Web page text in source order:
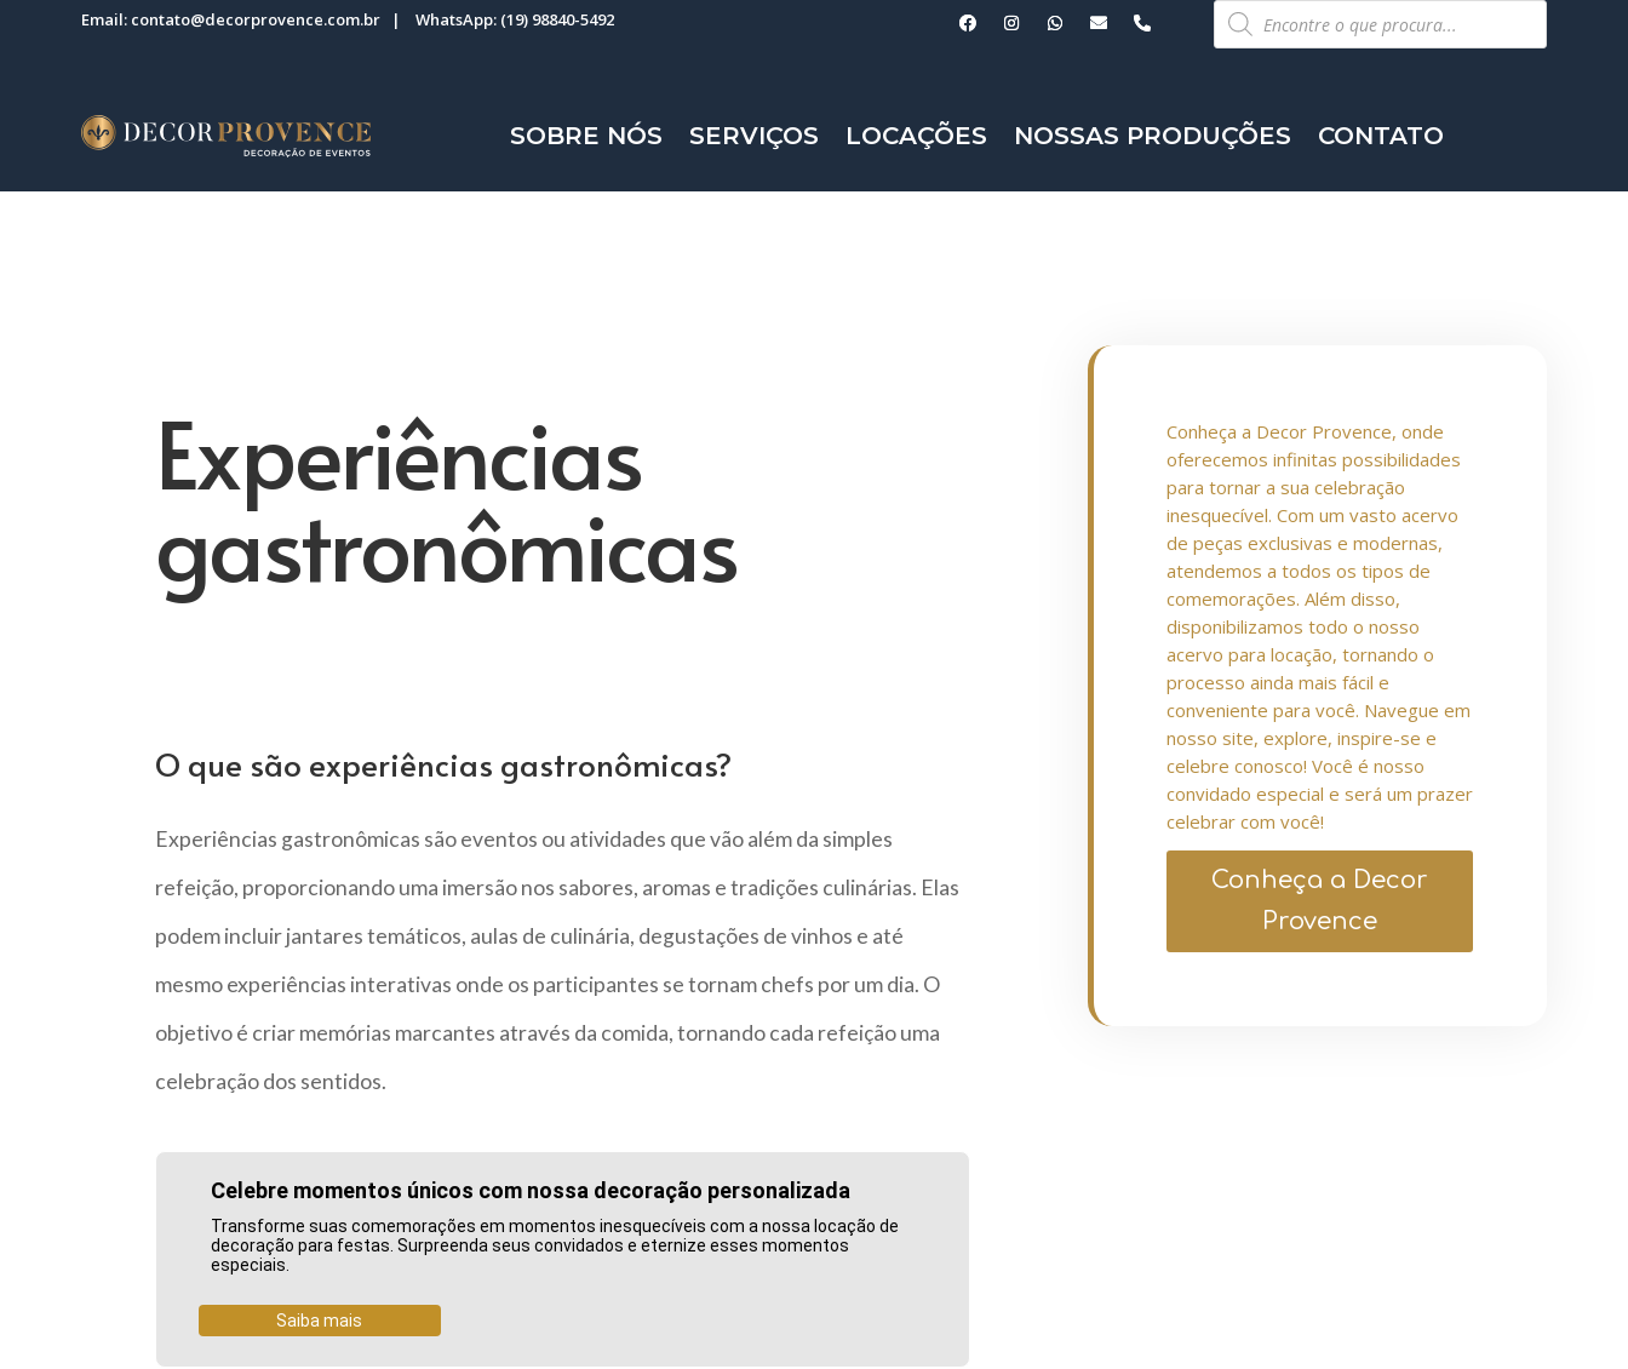
Email: contato@decorprovence.com.br | WhatsApp: (19) 98840-5492
Pesquisar
produtos
SOBRE NÓS SERVIÇOS LOCAÇÕES NOSSAS PRODUÇÕES CONTATO
Experiências
gastronômicas
O que são experiências gastronômicas?
Experiências gastronômicas são eventos ou atividades que vão além da simples
refeição, proporcionando uma imersão nos sabores, aromas e tradições culinárias. Elas
podem incluir jantares temáticos, aulas de culinária, degustações de vinhos e até
mesmo experiências interativas onde os participantes se tornam chefs por um dia. O
objetivo é criar memórias marcantes através da comida, tornando cada refeição uma
celebração dos sentidos.
Celebre momentos únicos com nossa decoração personalizada
Transforme suas comemorações em momentos inesquecíveis com a nossa locação de
decoração para festas. Surpreenda seus convidados e eternize esses momentos
especiais.
Saiba mais
Conheça a Decor Provence, onde
oferecemos infinitas possibilidades
para tornar a sua celebração
inesquecível. Com um vasto acervo
de peças exclusivas e modernas,
atendemos a todos os tipos de
comemorações. Além disso,
disponibilizamos todo o nosso
acervo para locação, tornando o
processo ainda mais fácil e
conveniente para você. Navegue em
nosso site, explore, inspire-se e
celebre conosco! Você é nosso
convidado especial e será um prazer
celebrar com você!
Conheça a Decor
Provence